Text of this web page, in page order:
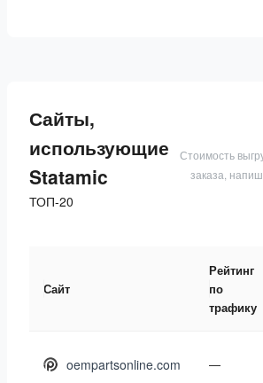
Сайты,
использующие
Statamic
ТОП-20
Стоимость
заказа,
Сайт
Рейтинг
по
трафику
oempartsonline.com —